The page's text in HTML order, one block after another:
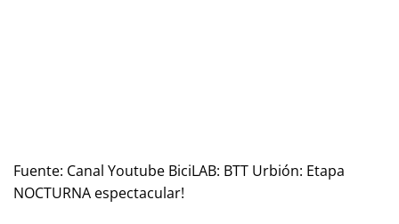
Fuente: Canal Youtube BiciLAB: BTT Urbión: Etapa
NOCTURNA espectacular!